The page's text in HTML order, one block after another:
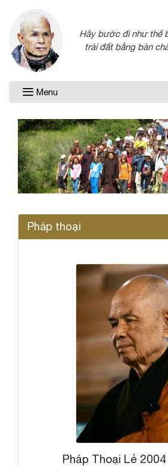
Hãy bước đi như thể
trái đất bằng bàn
Menu
Pháp thoại
Pháp Thoại Lẻ